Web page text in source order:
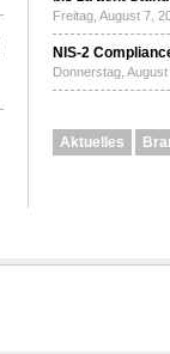
Freitag, August 7,
NIS-2
Donnerstag,
Aktuelles